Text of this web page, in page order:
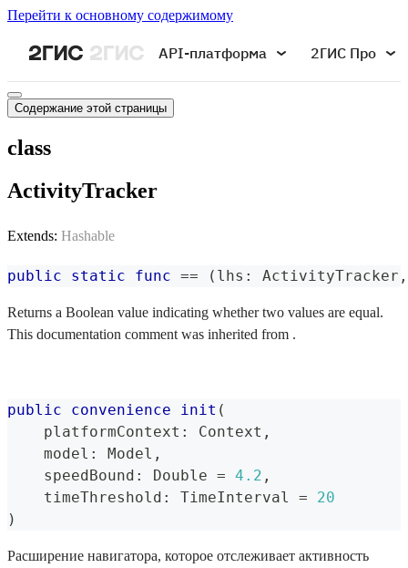
Перейти к основному содержимому
API-платформа 2ГИС Про
Содержание этой страницы
class
ActivityTracker
Extends: Hashable
public static func == ( lhs : ActivityTracker ,
Returns a Boolean value indicating whether two values are equal.
This documentation comment was inherited from .
public convenience init (
    platformContext
: Context ,
    model
: Model ,
    speedBound
: Double = 4.2 ,
    timeThreshold
: TimeInterval =
20
)
Расширение навигатора, которое отслеживает активность